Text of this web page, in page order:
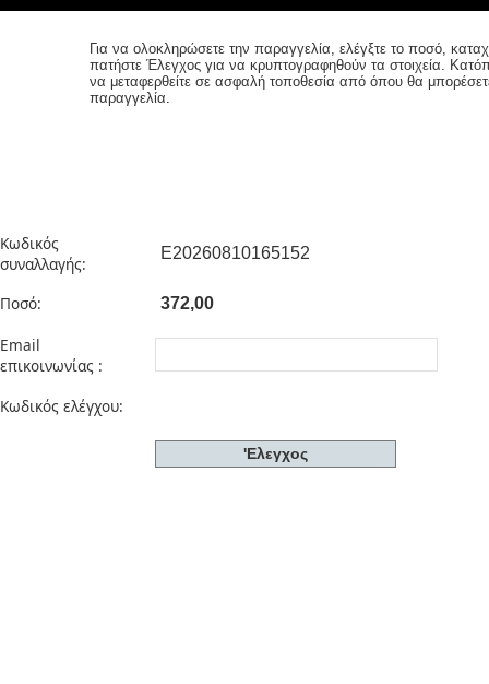
Για να ολοκληρώσετε την παραγγελία, ελέγξτε το ποσό,
πατήστε Έλεγχος για να κρυπτογραφηθούν τα στοιχεία.
να μεταφερθείτε σε ασφαλή τοποθεσία από όπου θα
παραγγελία
Κωδικός
συναλλαγής:
Ποσό:
Email
επικοινωνίας :
Κωδικός ελέγχου: